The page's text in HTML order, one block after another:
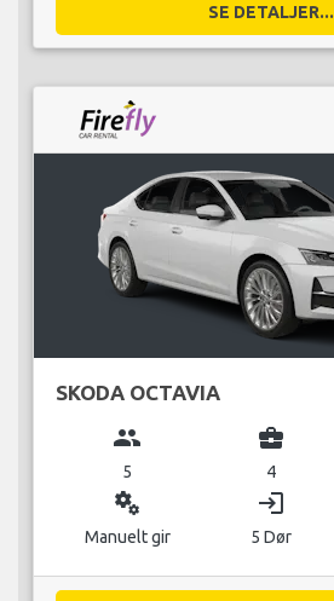
SE DETALJER...
SKODA OCTAVIA
group
5
business_center
4
miscellaneous_services
Manuelt gir
login
5 Dør